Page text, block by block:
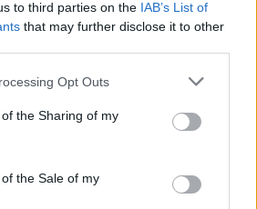
to third parties on the IAB’s List of
that may further disclose it to other
app uses one or more Google
or usage behaviour. You may click to
to Google and its third-party tags to
specified purposes in below Google
Opt Outs
the Sharing of my
the Sale of my
smoothies alebo ju
pri regulácii